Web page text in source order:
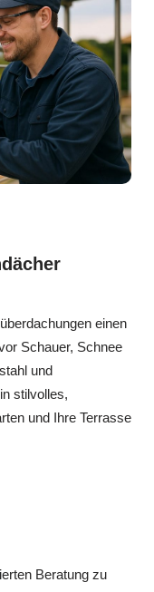
einen
Schauer, Schnee
und
stilvolles,
und Ihre Terrasse
Beratung zu